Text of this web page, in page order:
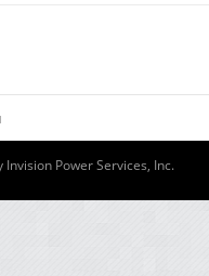
Power Services, Inc.